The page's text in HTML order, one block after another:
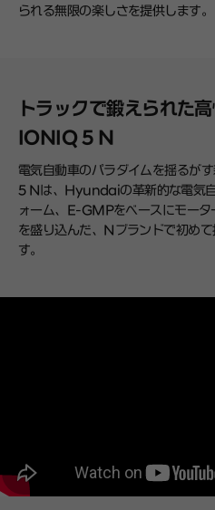
られる無限の楽しさを提供します。
トラックで鍛えられた
IONIQ 5 N
電気自動車のパラダイムを揺るが
5 Nは、Hyundaiの革新的な電気
ォーム、E-GMPをベースにモータ
を盛り込んだ、Nブランドで初め
す。